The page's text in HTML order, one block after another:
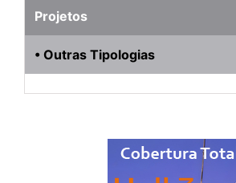
Projetos
• Outras Tipologias